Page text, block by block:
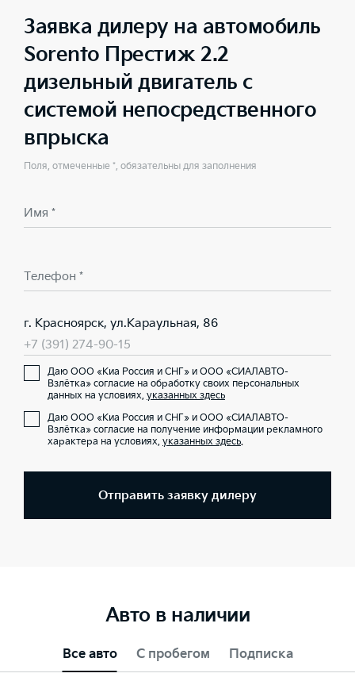
Заявка дилеру на автомобиль
Sorento Престиж 2.2
дизельный двигатель с
системой непосредственного
впрыска
Поля, отмеченные *, обязательны для заполнения
Имя *
Телефон *
г. Красноярск, ул.Караульная, 86
+7 (391) 274-90-15
Даю ООО «Киа Россия и СНГ» и ООО «СИАЛАВТО-
Взлётка» согласие на обработку своих персональных
данных на условиях, указанных здесь
Даю ООО «Киа Россия и СНГ» и ООО «СИАЛАВТО-
Взлётка» согласие на получение информации рекламного
характера на условиях, указанных здесь.
Отправить заявку дилеру
Авто в наличии
Все авто С пробегом Подписка